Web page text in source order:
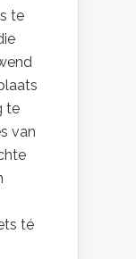
te
te
van
té